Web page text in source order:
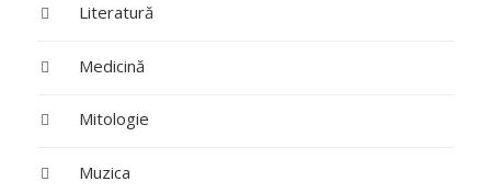
Literatură
Medicină
Mitologie
Muzica